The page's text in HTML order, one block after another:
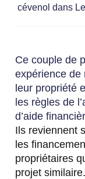
cévenol dans
Ce couple de
expérience de
leur propriété
les règles de
d’aide
Ils reviennent
les
propriétaires
projet similaire.